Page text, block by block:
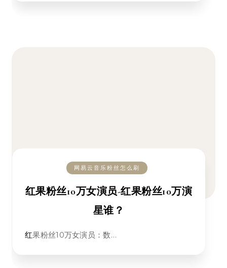
网易云音乐粉丝怎么刷
红果粉丝10万女演员-红果粉丝10万演
星谁？
红果粉丝10万女演员：数…